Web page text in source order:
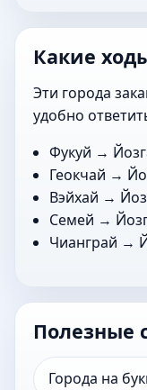
Какие
Эти города
удобно
Фукуй →
Геокчай →
Вэйхай →
Семей →
Чианграй →
Полезные
Города на